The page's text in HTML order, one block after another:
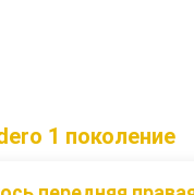
1 поколение